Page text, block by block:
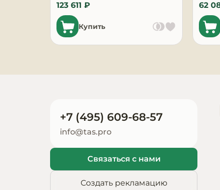
123 611 ₽
Купить
62
+7 (495) 609-68-57
info@tas.pro
Связаться с нами
Создать рекламацию